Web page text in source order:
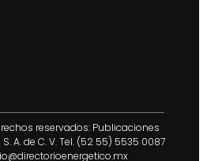
reservados: Publicaciones
A. de C. V. Tel. (52 55) 5535 0087